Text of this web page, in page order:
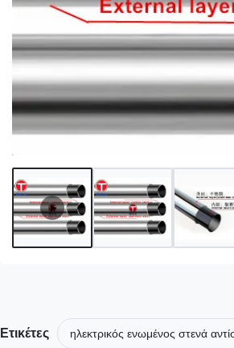
Ετικέτες ηλεκτρικός ενωμένος στενά